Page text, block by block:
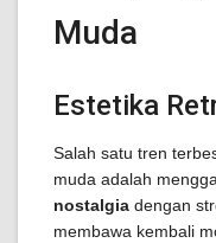
Muda
Estetika
Salah satu tren
muda adalah
nostalgia dengan
membawa kembali